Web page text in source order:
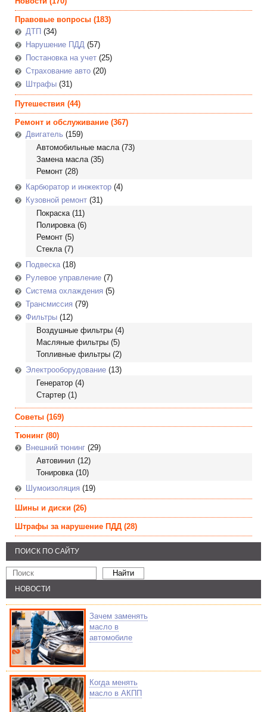
Правовые вопросы (183)
ДТП (34)
Нарушение ПДД (57)
Постановка на учет (25)
Страхование авто (20)
Штрафы (31)
Путешествия (44)
Ремонт и обслуживание (367)
Двигатель (159)
Автомобильные масла(73)
Замена масла(35)
Ремонт (28)
Карбюратор и инжектор (4)
Кузовной ремонт (31)
Покраска(11)
Полировка(6)
Ремонт (5)
Стекла(7)
Подвеска(18)
Рулевое управление (7)
Система охлаждения (5)
Трансмиссия (79)
Фильтры (12)
Воздушные фильтры (4)
Масляные фильтры (5)
Топливные фильтры (2)
Электрооборудование (13)
Генератор (4)
Стартер (1)
Советы (169)
Тюнинг (80)
Внешний тюнинг (29)
Автовинил (12)
Тонировка(10)
Шумоизоляция (19)
Шины и диски (26)
Штрафы за нарушение ПДД (28)
ПОИСК ПО САЙТУ
НОВОСТИ
Зачем заменять
масло в
автомобиле
Когда менять
масло в АКПП